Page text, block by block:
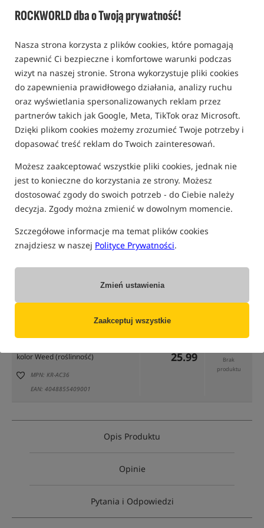
ROCKWORLD dba o Twoją prywatność!
Nasza strona korzysta z plików cookies, które pomagają
zapewnić Ci bezpieczne i komfortowe warunki podczas
wizyt na naszej stronie. Strona wykorzystuje pliki cookies
do zapewnienia prawidłowego działania, analizy ruchu
oraz wyświetlania spersonalizowanych reklam przez
partnerów takich jak Google, Meta, TikTok oraz Microsoft.
Dzięki plikom cookies możemy zrozumieć Twoje potrzeby i
dopasować treść reklam do Twoich zainteresowań.
Możesz zaakceptować wszystkie pliki cookies, jednak nie
jest to konieczne do korzystania ze strony. Możesz
dostosować zgody do swoich potrzeb - do Ciebie należy
decyzja. Zgody można zmienić w dowolnym momencie.
Szczegółowe informacje ma temat plików cookies
znajdziesz w naszej Polityce Prywatności.
Zmień ustawienia
Zaakceptuj wszystkie
0,0
tylko produkty na"naszym magazynie"
kolor Weed (roślinność)
MPN: KR-AC36
EAN: 4048855409001
25.99
Brak
produktu
Opis Produktu
Opinie
Pytania i Odpowiedzi